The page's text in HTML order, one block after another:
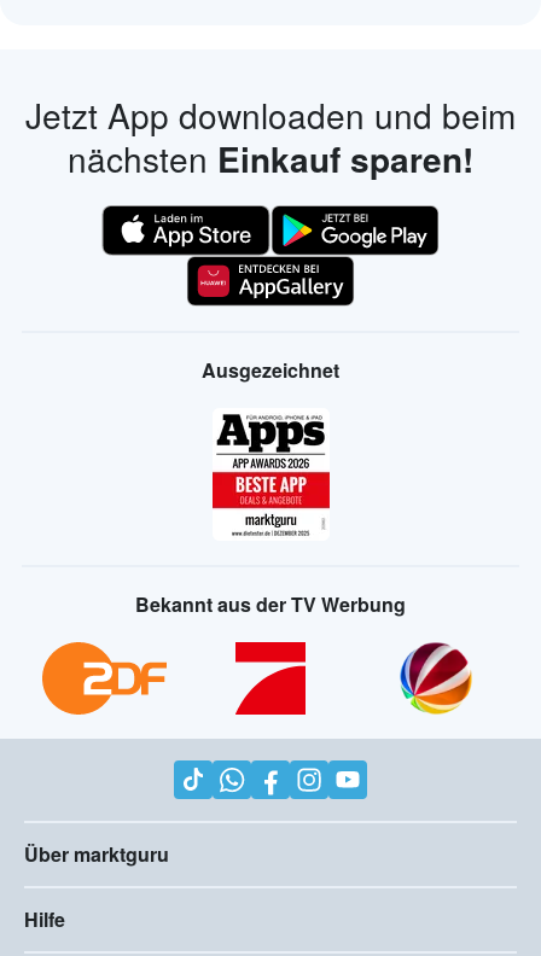
Jetzt App downloaden und beim
nächsten Einkauf sparen!
Ausgezeichnet
Bekannt aus der TV Werbung
Über marktguru
Hilfe